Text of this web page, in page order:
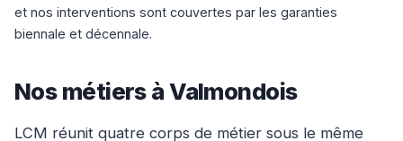
et nos interventions sont couvertes par les garanties
biennale et décennale.
Nos métiers à Valmondois
LCM réunit quatre corps de métier sous le même